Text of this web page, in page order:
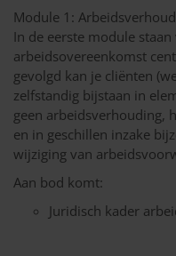
Module 1:
In de eerste module
arbeidsovereenkomst
gevolgd kan je cliënten
zelfstandig bijstaan in
geen arbeidsverhouding,
en in geschillen inzake
wijziging van
Aan bod komt:
Juridisch kader